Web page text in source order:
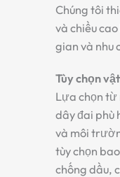
Chúng tôi
và chiều
gian và nhu
Tùy chọn
Lựa chọn từ
dây đai phù
và môi
tùy chọn
chống dầu,